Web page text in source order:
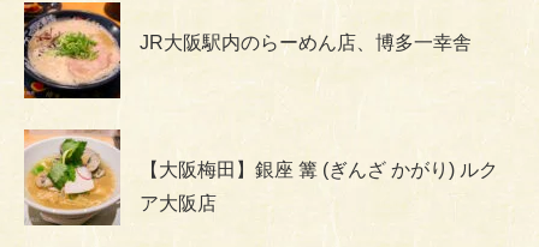
JR大阪駅内のらーめん店、博多一幸舎
【大阪梅田】銀座 篝 (ぎんざ かがり) ルク
ア大阪店